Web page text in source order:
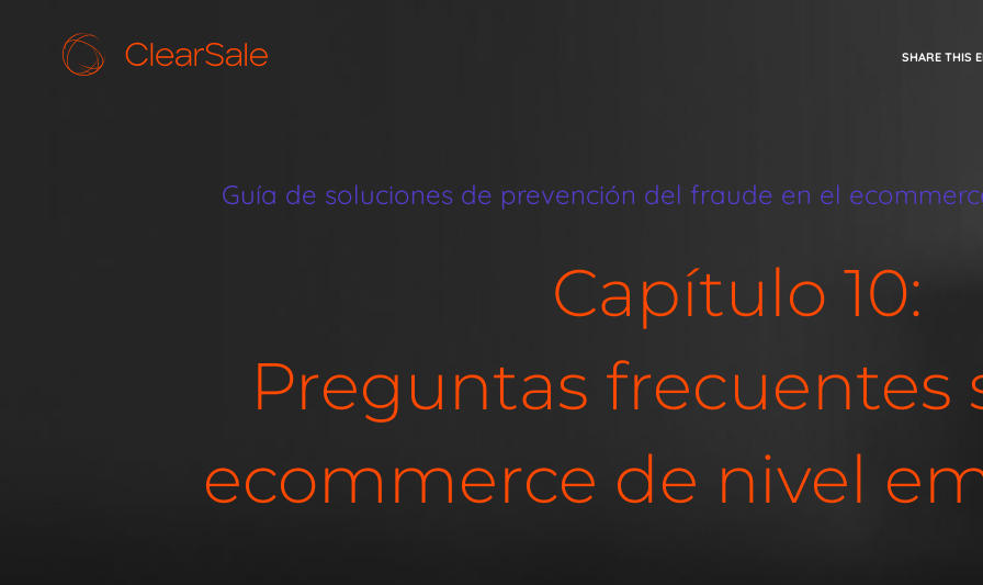
SHARE THIS
Guía de soluciones de prevención del fraude en el
Capítulo 10:
Preguntas frecuentes
ecommerce de nivel